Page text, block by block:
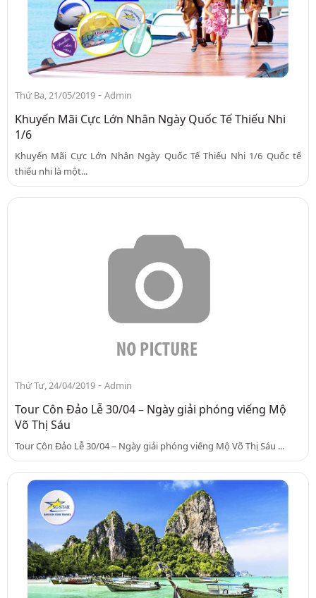
Thứ Ba, 21/05/2019 - Admin
Khuyến Mãi Cực Lớn Nhân Ngày Quốc Tế Thiếu Nhi
1/6
Khuyến Mãi Cực Lớn Nhân Ngày Quốc Tế Thiếu Nhi 1/6 Quốc tế
thiếu nhi là một...
Thứ Tư, 24/04/2019 - Admin
Tour Côn Đảo Lễ 30/04 – Ngày giải phóng viếng Mộ
Võ Thị Sáu
Tour Côn Đảo Lễ 30/04 – Ngày giải phóng viếng Mộ Võ Thị Sáu ...